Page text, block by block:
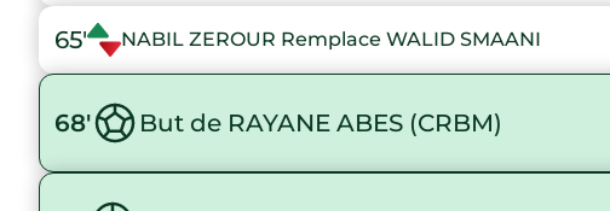
65' NABIL ZEROUR Remplace WALID SMAANI
68' But de RAYANE ABES (CRBM)